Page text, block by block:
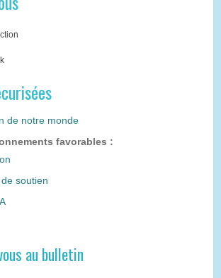
de notre monde
favorables :
soutien
au bulletin